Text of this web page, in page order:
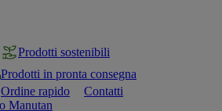
Prodotti sostenibili
Prodotti in pronta consegna
Ordine rapido Contatti